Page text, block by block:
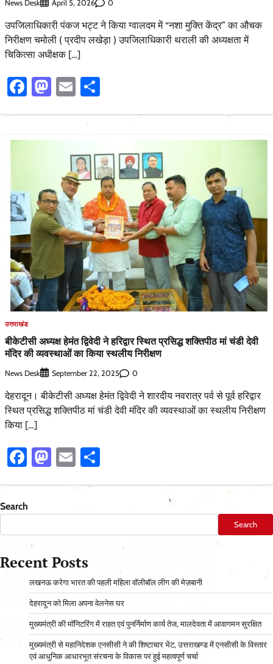
News Desk April 5, 2026 0
उपजिलाधिकारी पंकज भट्ट ने किया ग्वालदम में “नशा मुक्ति केंद्र” का औचक
निरीक्षण चमोली ( प्रदीप लखेड़ा ) उपजिलाधिकारी थराली की अध्यक्षता में
चिकित्सा अधीक्षक […]
Facebook
Mastodon
Email
उत्तराखंड
बीकेटीसी अध्यक्ष हेमंत द्विवेदी ने हरिद्वार स्थित प्रसिद्ध शक्तिपीठ मां चंडी देवी
मंदिर की व्यवस्थाओं का किया स्थलीय निरीक्षण
News Desk September 22, 2025 0
देहरादून। बीकेटीसी अध्यक्ष हेमंत द्विवेदी ने शारदीय नवरात्र पर्व से पूर्व हरिद्वार
स्थित प्रसिद्ध शक्तिपीठ मां चंडी देवी मंदिर की व्यवस्थाओं का स्थलीय निरीक्षण
किया […]
Facebook
Mastodon
Email
Search
Search
Recent Posts
लखनऊ करेगा भारत की पहली महिला वॉलीबॉल लीग की मेज़बानी
देहरादून को मिला अपना वेलनेस घर
मुख्यमंत्री की मॉनिटरिंग में राहत एवं पुनर्निर्माण कार्य तेज, मालदेवता में आवागमन सुरक्षित
मुख्यमंत्री से महानिदेशक एनसीसी ने की शिष्टाचार भेंट, उत्तराखण्ड में एनसीसी के विस्तार
एवं आधुनिक आधारभूत संरचना के विकास पर हुई महत्वपूर्ण चर्चा